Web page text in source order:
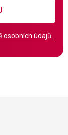
osobních údajů.